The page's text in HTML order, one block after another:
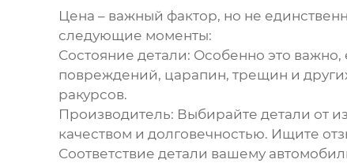
Цена – важный фактор, но не
следующие моменты:
Состояние детали: Особенно это важно,
повреждений, царапин, трещин и
ракурсов.
Производитель: Выбирайте детали от
качеством и долговечностью. Ищите
Соответствие детали вашему